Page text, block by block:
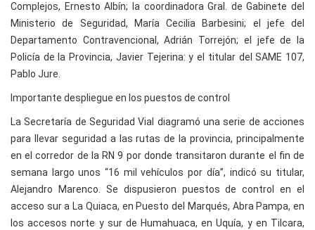
Complejos, Ernesto Albín; la coordinadora Gral. de Gabinete del
Ministerio de Seguridad, María Cecilia Barbesini; el jefe del
Departamento Contravencional, Adrián Torrejón; el jefe de la
Policía de la Provincia, Javier Tejerina: y el titular del SAME 107,
Pablo Jure.
Importante despliegue en los puestos de control
La Secretaría de Seguridad Vial diagramó una serie de acciones
para llevar seguridad a las rutas de la provincia, principalmente
en el corredor de la RN 9 por donde transitaron durante el fin de
semana largo unos “16 mil vehículos por día”, indicó su titular,
Alejandro Marenco. Se dispusieron puestos de control en el
acceso sur a La Quiaca, en Puesto del Marqués, Abra Pampa, en
los accesos norte y sur de Humahuaca, en Uquía, y en Tilcara,